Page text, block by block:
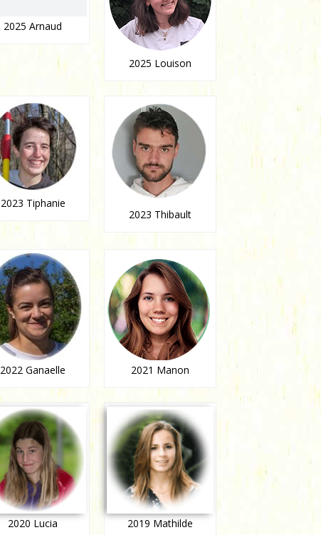
2025 Arnaud
2025 Louison
2023 Tiphanie
2023 Thibault
2022 Ganaelle 2021 Manon
2020 Lucia 2019 Mathilde